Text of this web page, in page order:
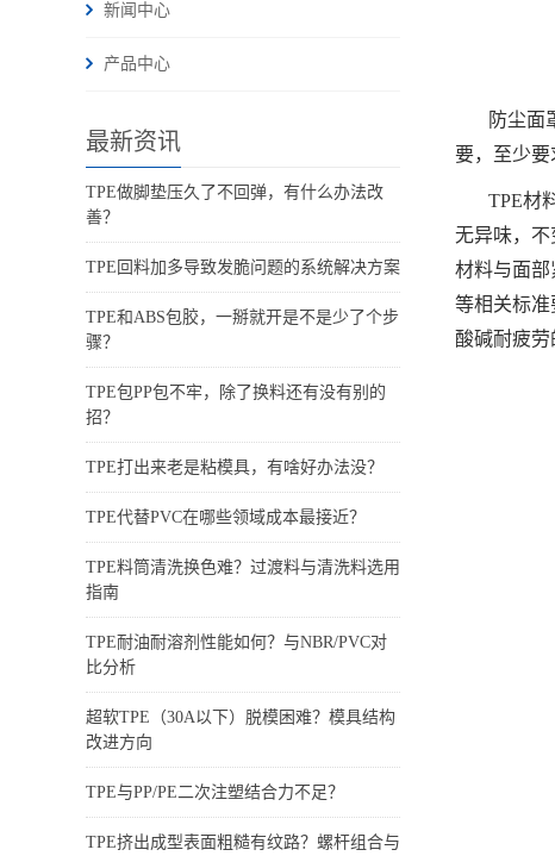
新闻中心
产品中心
最新资讯
TPE做脚垫压久了不回弹，有什么办法改
善？
TPE回料加多导致发脆问题的系统解决方案
TPE和ABS包胶，一掰就开是不是少了个步
骤？
TPE包PP包不牢，除了换料还有没有别的
招？
TPE打出来老是粘模具，有啥好办法没？
TPE代替PVC在哪些领域成本最接近？
TPE料筒清洗换色难？过渡料与清洗料选用
指南
TPE耐油耐溶剂性能如何？与NBR/PVC对
比分析
超软TPE（30A以下）脱模困难？模具结构
改进方向
TPE与PP/PE二次注塑结合力不足？
TPE挤出成型表面粗糙有纹路？螺杆组合与
防尘面
要，至少要
TPE材
无异味，不
材料与面部
等相关标
酸碱耐疲劳